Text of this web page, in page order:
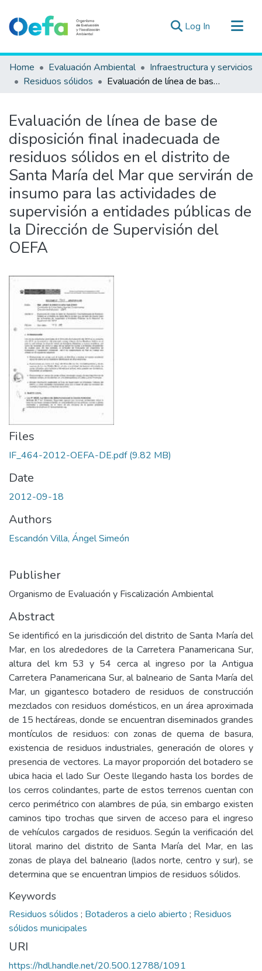
Log In (current)
Communities & Collections
All of DSpace
Estad. Externas
Guias ▾
Home Evaluación Ambiental
Infraestructura y servicios
Residuos sólidos
Evaluación de línea de base de disposición final inadecuada de residuos sólidos en el distrito de Santa María del Mar que servirán de insumo para las actividades de supervisión a entidades públicas de la Dirección de Supervisión del OEFA
Evaluación de línea de base de
disposición final inadecuada de
residuos sólidos en el distrito de
Santa María del Mar que servirán de
insumo para las actividades de
supervisión a entidades públicas de
la Dirección de Supervisión del
OEFA
Files
IF_464-2012-OEFA-DE.pdf(9.82 MB)
Date
2012-09-18
Authors
Escandón Villa, Ángel Simeón
Publisher
Organismo de Evaluación y Fiscalización Ambiental
Abstract
Se identificó en la jurisdicción del distrito de Santa María del
Mar, en los alrededores de la Carretera Panamericana Sur,
altura del km 53 y 54 cerca al ingreso por la Antigua
Carretera Panamericana Sur, al balneario de Santa María del
Mar, un gigantesco botadero de residuos de construcción
mezclados con residuos domésticos, en un área aproximada
de 15 hectáreas, donde se encuentran diseminados grandes
montículos de residuos: con zonas de quema de basura,
existencia de residuos industriales, generación de olores y
presencia de vectores. La mayor proporción del botadero se
ubica hacia el lado Sur Oeste llegando hasta los bordes de
los cerros colindantes, parte de estos terrenos cuentan con
cerco perimétrico con alambres de púa, sin embargo existen
caminos tipo trochas que sirven de acceso para el ingreso
de vehículos cargados de residuos. Según la verificación del
litoral marino del distrito de Santa María del Mar, en las
zonas de playa del balneario (lados norte, centro y sur), se
determina que se encuentran limpios de residuos sólidos.
Keywords
Residuos sólidos ; Botaderos a cielo abierto ; Residuos
sólidos municipales
URI
https://hdl.handle.net/20.500.12788/1091